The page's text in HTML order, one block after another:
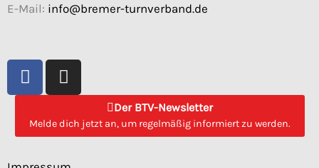
E-Mail: info@bremer-turnverband.de
F
a
e
b
I
n
t
a
Der BTV-Newsletter
Melde dich jetzt an, um regelmäßig informiert zu werden.